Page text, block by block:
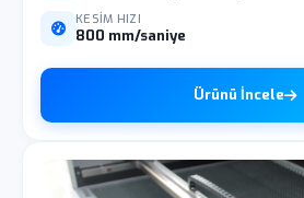
KESIM HIZI
800 mm/saniye
Ürünü İncele